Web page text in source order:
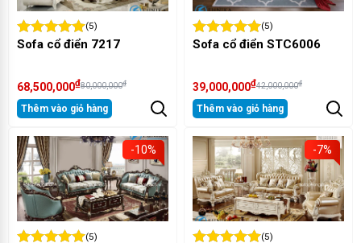
(5)
Sofa cổ điển 7217
68,500,000₫80,000,000₫
Thêm vào giỏ hàng
(5)
Sofa cổ điển STC6006
39,000,000₫42,000,000₫
Thêm vào giỏ hàng
-10%
(5)
-7%
(5)